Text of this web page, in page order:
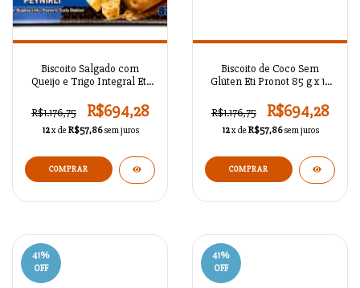
Biscoito Salgado com
Queijo e Trigo Integral Eti
R$1.176,75
R$694,28
12x de R$57,86 sem juros
Biscoito de Coco Sem
Glúten Eti Pronot 85 g x 12
R$1.176,75
R$694,28
12x de R$57,86 sem juros
41%
OFF
41%
OFF